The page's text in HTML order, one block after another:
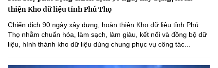
thiện Kho dữ liệu tỉnh Phú Thọ
Chiến dịch 90 ngày xây dựng, hoàn thiện Kho dữ liệu tỉnh Phú
Thọ nhằm chuẩn hóa, làm sạch, làm giàu, kết nối và đồng bộ dữ
liệu, hình thành kho dữ liệu dùng chung phục vụ công tác...